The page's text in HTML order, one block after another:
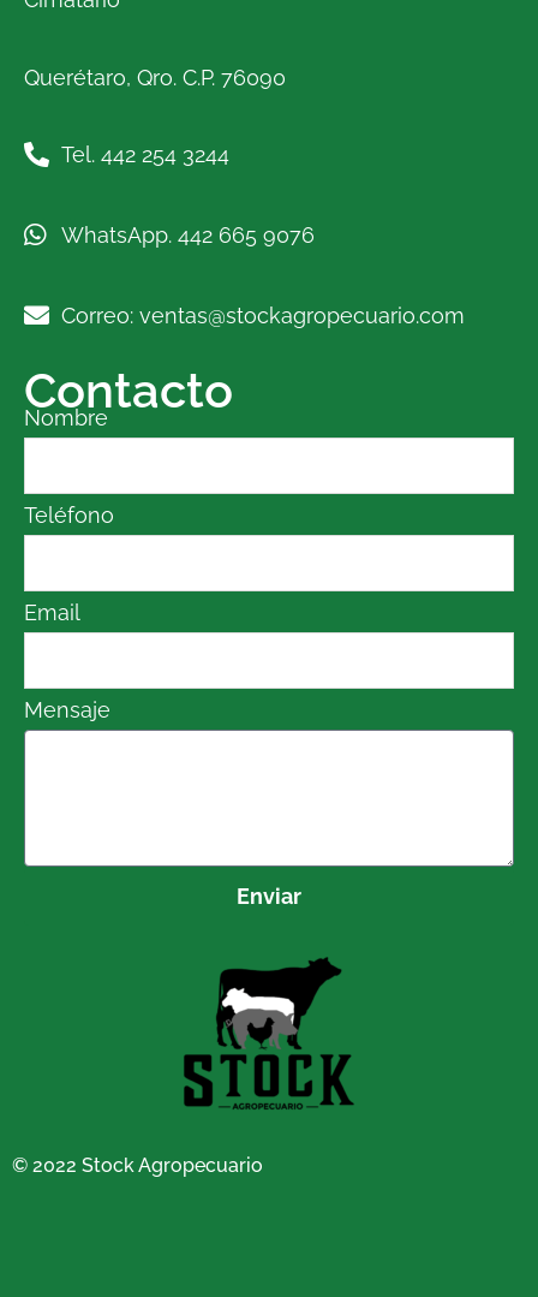
Querétaro, Qro. C.P. 76090
Tel. 442 254 3244
WhatsApp. 442 665 9076
Correo: ventas@stockagropecuario.com
Contacto
Nombre
Teléfono
Email
Mensaje
Enviar
© 2022 Stock Agropecuario